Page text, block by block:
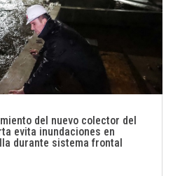
del nuevo colector del
evita inundaciones en
durante sistema frontal